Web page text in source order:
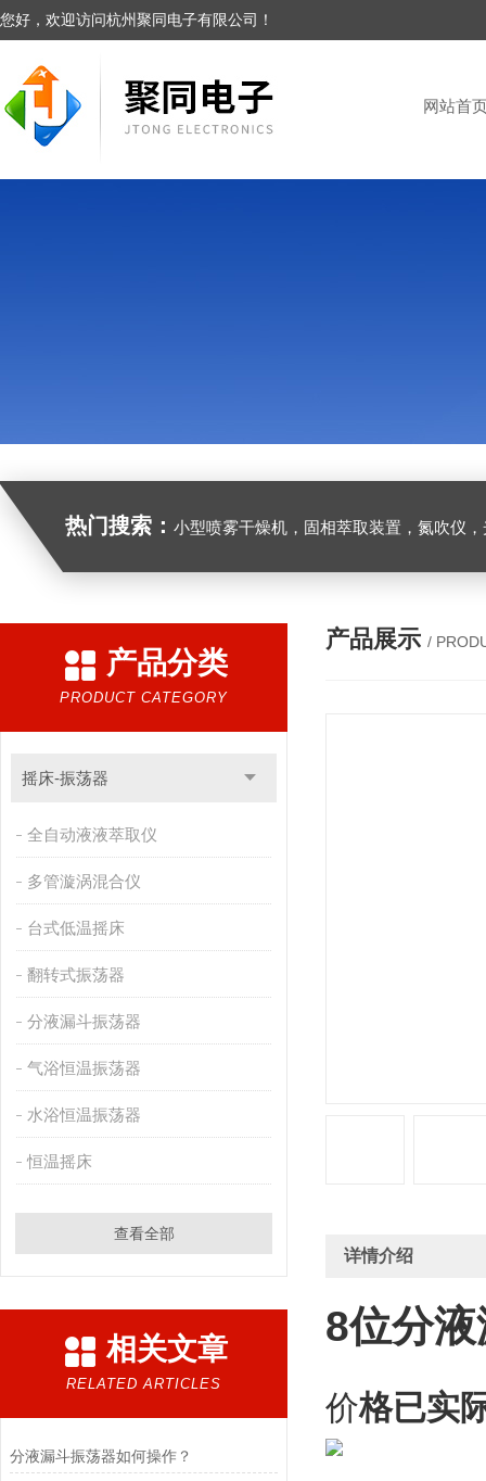
您好，欢迎访问杭州聚同电子有限公司！
网站首
热门搜索： 小型喷雾干燥机，固相萃取装置，氮吹仪，光化学反应仪，低温恒温槽，超声波细胞
产品分类
PRODUCT CATEGORY
摇床-振荡器
全自动液液萃取仪
多管漩涡混合仪
台式低温摇床
翻转式振荡器
分液漏斗振荡器
气浴恒温振荡器
水浴恒温振荡器
恒温摇床
查看全部
相关文章
RELATED ARTICLES
分液漏斗振荡器如何操作？
产品展示 /
详情介绍
8位分
价格已实